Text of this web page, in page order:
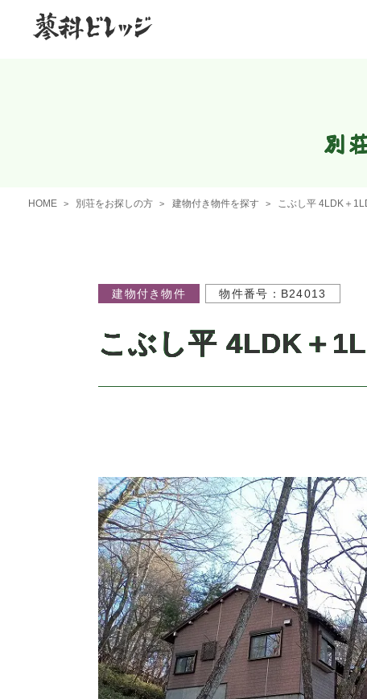
別
HOME 別荘をお探しの方 建物付き物件を探す こぶし平 4LDK＋
建物付き物件 物件番号：B24013
こぶし平 4LDK＋